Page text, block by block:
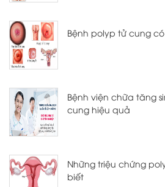
Bệnh polyp tử cung
Bệnh viện chữa tăng
cung hiệu quả
Những triệu chứng
biết